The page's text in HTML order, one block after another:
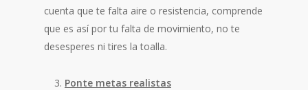
cuenta que te falta aire o resistencia, comprende
que es así por tu falta de movimiento, no te
desesperes ni tires la toalla.
Ponte metas realistas